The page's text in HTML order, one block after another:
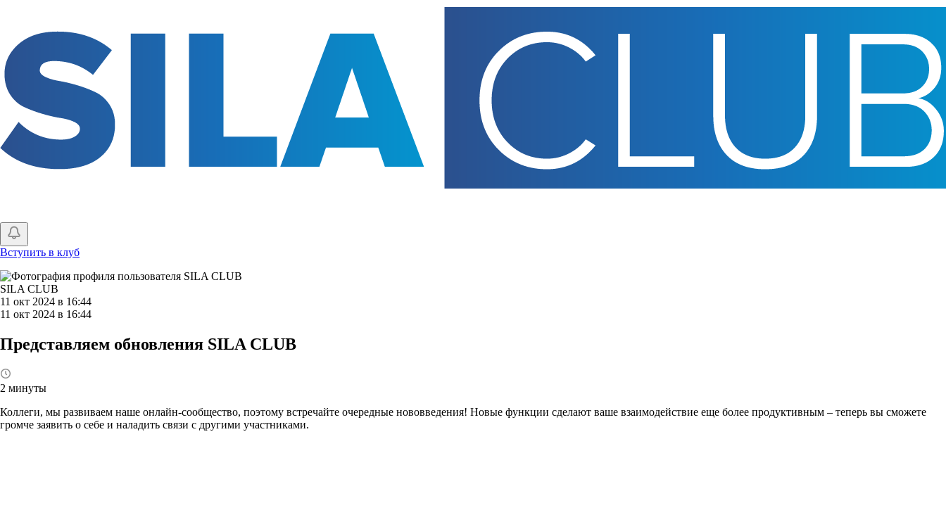
основному
содержанию
Вступить в клуб
SILA CLUB
11 окт 2024 в 16:44
11 окт 2024 в 16:44
Представляем обновления SILA CLUB
2 минуты
Коллеги, мы развиваем наше онлайн-сообщество, поэтому встречайте очередные нововведения! Новые функции сделают ваше взаимодействие еще более продуктивным – теперь вы сможете
громче заявить о себе и наладить связи с другими участниками.